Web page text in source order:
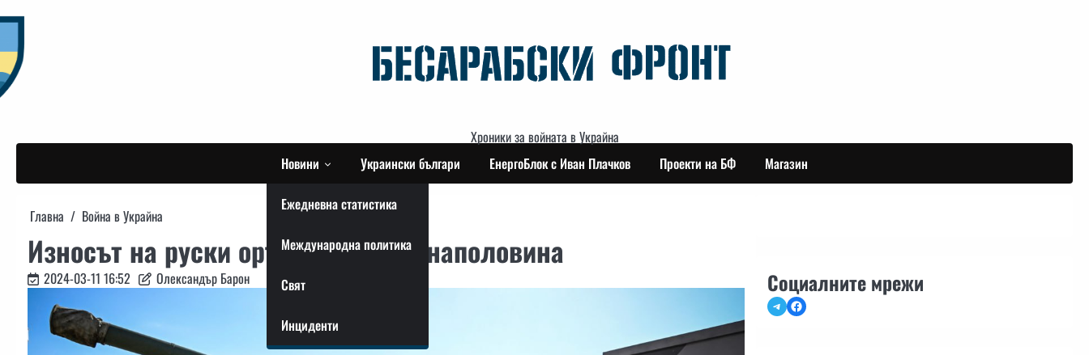
to
content
Хроники за войната в Украйна
Новини
Ежедневна статистика
Международна политика
Свят
Инциденти
Украински българи ЕнергоБлок с Иван Плачков Проекти на БФ Магазин
Главна Война в Украйна
Износът на руски оръжия намаля наполовина
2024-03-11 16:52 Олександър Барон Социалните мрежи
TelegramFacebook